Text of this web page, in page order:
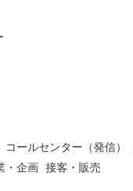
コールセンター（発信）
・企画 接客・販売